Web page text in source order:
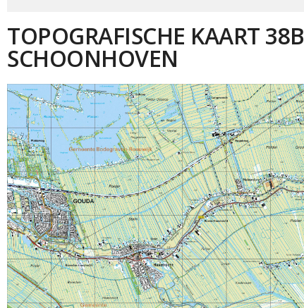
TOPOGRAFISCHE KAART 38B
SCHOONHOVEN